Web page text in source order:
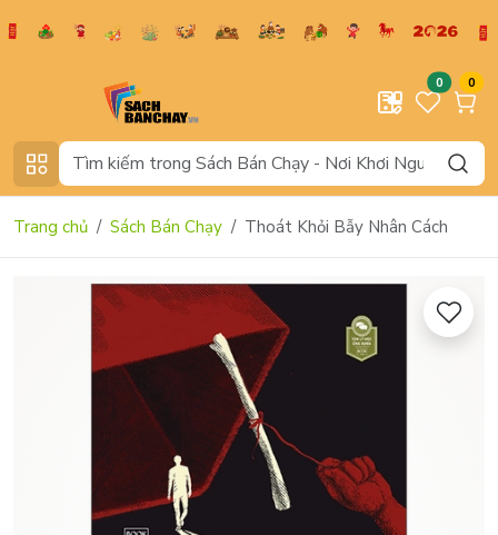
0 0
Trang chủ Sách Bán Chạy Thoát Khỏi Bẫy Nhân Cách